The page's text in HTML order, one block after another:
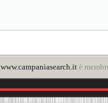
www.campaniasearch.itè